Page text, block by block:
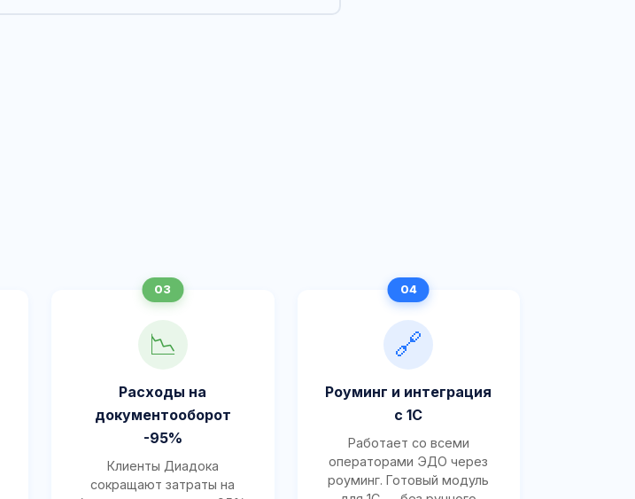
📉
Расходы на
документооборот
-95%
Клиенты Диадока
сокращают затраты на
🔗
Роуминг и интеграция
с 1С
Работает со всеми
операторами ЭДО через
роуминг. Готовый модуль